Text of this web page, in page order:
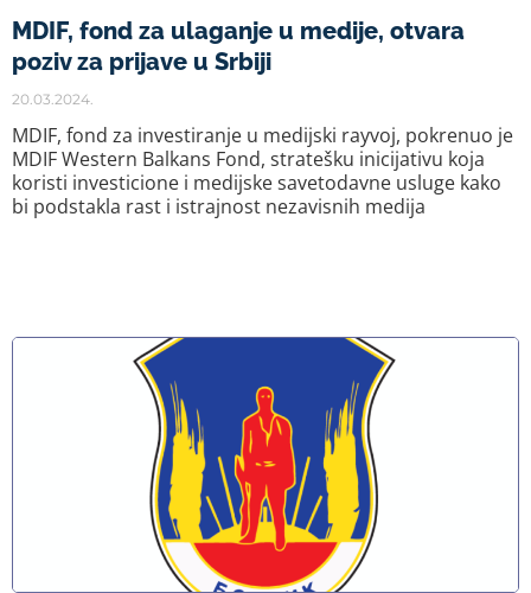
MDIF, fond za ulaganje u medije, otvara
poziv za prijave u Srbiji
20.03.2024.
MDIF, fond za investiranje u medijski rayvoj, pokrenuo je
MDIF Western Balkans Fond, stratešku inicijativu koja
koristi investicione i medijske savetodavne usluge kako
bi podstakla rast i istrajnost nezavisnih medija